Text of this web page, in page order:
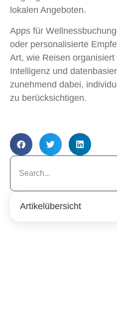
lokalen Angeboten.
Apps für
oder personalisierte
Art, wie Reisen
Intelligenz und
zunehmend dabei,
zu berücksichtigen.
Artikelübersicht